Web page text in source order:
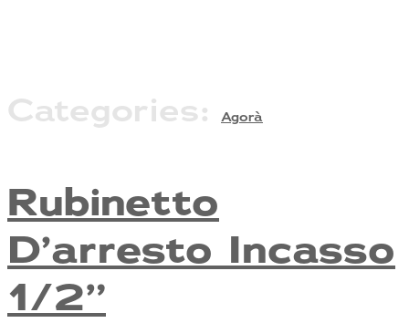
Categories: Agorà
Rubinetto
D’arresto Incasso
1/2”